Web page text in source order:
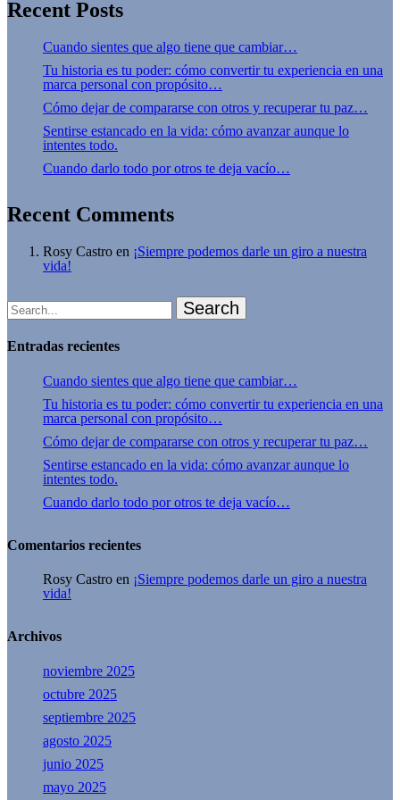
Recent Posts
Cuando sientes que algo tiene que cambiar…
Tu historia es tu poder: cómo convertir tu experiencia en una
marca personal con propósito…
Cómo dejar de compararse con otros y recuperar tu paz…
Sentirse estancado en la vida: cómo avanzar aunque lo
intentes todo.
Cuando darlo todo por otros te deja vacío…
Recent Comments
Rosy Castro en ¡Siempre podemos darle un giro a nuestra
vida!
Search
Entradas recientes
Cuando sientes que algo tiene que cambiar…
Tu historia es tu poder: cómo convertir tu experiencia en una
marca personal con propósito…
Cómo dejar de compararse con otros y recuperar tu paz…
Sentirse estancado en la vida: cómo avanzar aunque lo
intentes todo.
Cuando darlo todo por otros te deja vacío…
Comentarios recientes
Rosy Castro en ¡Siempre podemos darle un giro a nuestra
vida!
Archivos
noviembre 2025
octubre 2025
septiembre 2025
agosto 2025
junio 2025
mayo 2025